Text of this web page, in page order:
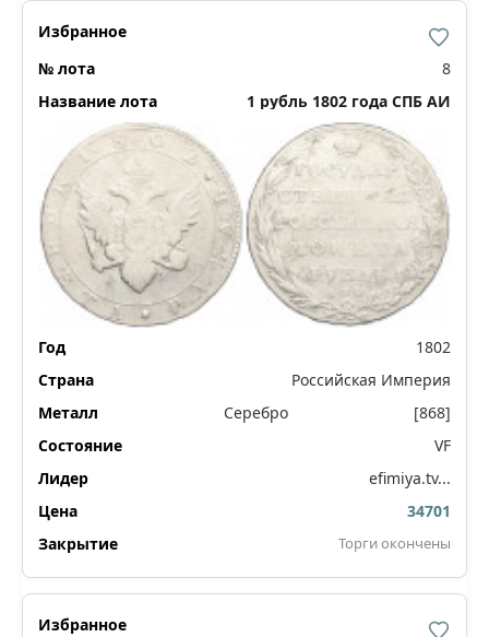
8
1 рубль 1802 года СПБ АИ
1802
Российская Империя
Серебро
[868]
VF
efimiya.tv...
34701
Торги окончены